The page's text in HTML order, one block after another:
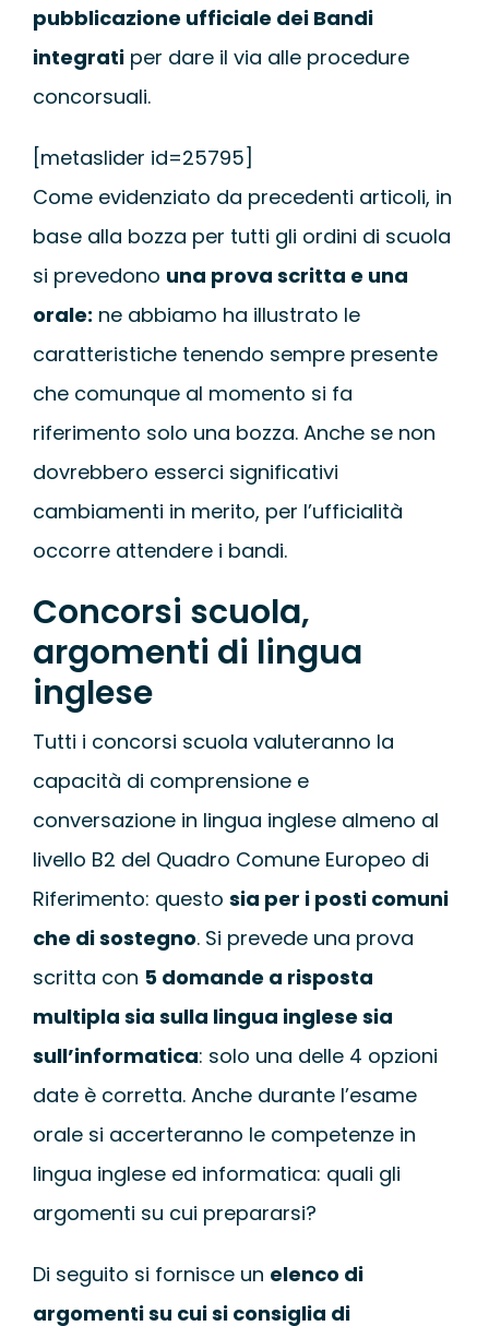
pubblicazione ufficiale dei Bandi
integratiper dare il via alle procedure
concorsuali.
[metaslider id=25795]
Come evidenziato da precedenti articoli, in
base alla bozza per tutti gli ordini di scuola
si prevedono una prova scritta e una
orale: ne abbiamo ha illustrato le
caratteristiche tenendo sempre presente
che comunque al momento si fa
riferimento solo una bozza. Anche se non
dovrebbero esserci significativi
cambiamenti in merito, per l’ufficialità
occorre attendere i bandi.
Concorsi scuola,
argomenti di lingua
inglese
Tutti i concorsi scuola valuteranno la
capacità di comprensione e
conversazione in lingua inglese almeno al
livello B2 del Quadro Comune Europeo di
Riferimento: questo sia per i posti comuni
che di sostegno. Si prevede una prova
scritta con 5 domande a risposta
multipla sia sulla lingua inglese sia
sull’informatica: solo una delle 4 opzioni
date è corretta. Anche durante l’esame
orale si accerteranno le competenze in
lingua inglese ed informatica: quali gli
argomenti su cui prepararsi?
Di seguito si fornisce un elenco di
argomenti su cui si consiglia di